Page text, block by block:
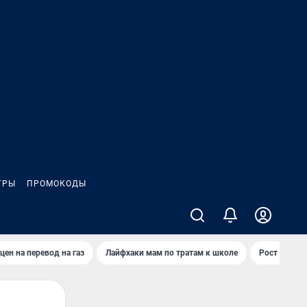
ПРОМОКОДЫ
на перевод на газ Лайфхаки мам по тратам к школе Рост цен на